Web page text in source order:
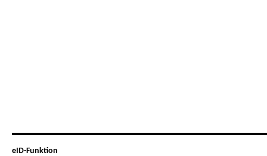
eID-Funktion